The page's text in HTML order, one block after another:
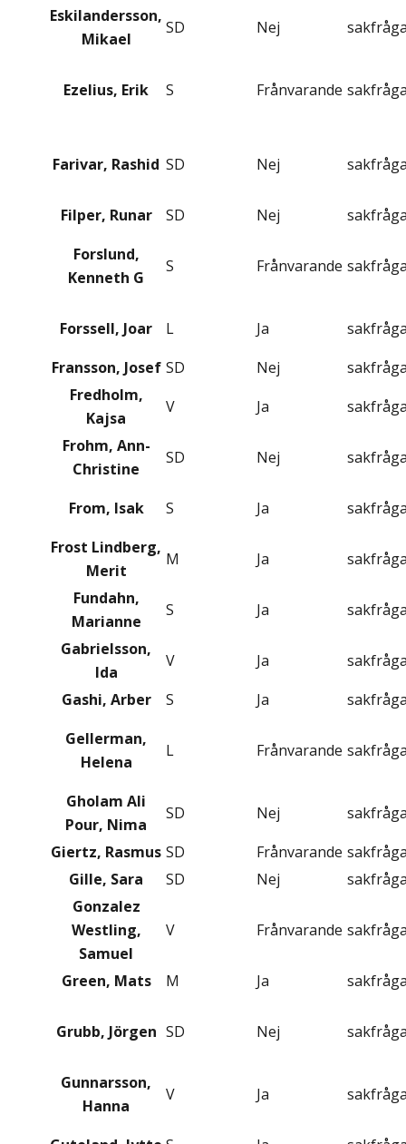
Eskilandersson,
Mikael
SD Nej
Ezelius, Erik S Frånvarande
Farivar, Rashid SD Nej
Filper, Runar SD Nej
Forslund,
Kenneth G
S Frånvarande
Forssell, Joar L Ja
Fransson, Josef SD Nej
Fredholm,
Kajsa
V Ja
Frohm, Ann-
Christine
SD Nej
From, Isak S Ja
Frost Lindberg,
Merit
M Ja
Fundahn,
Marianne
S Ja
Gabrielsson,
Ida
V Ja
Gashi, Arber
S Ja
Gellerman,
Helena
L Frånvarande
Gholam Ali
Pour, Nima
SD Nej
Giertz, Rasmus SD Frånvarande
Gille, Sara
SD Nej
Gonzalez
Westling,
Samuel
V Frånvarande
Green, Mats M Ja
Grubb, Jörgen SD Nej
Gunnarsson,
Hanna
V Ja